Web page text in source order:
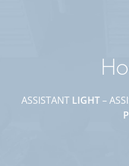
ASSISTANT LIGHT–